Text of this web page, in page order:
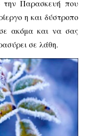
την Παρασκευή που
η και δύστροπο
ακόμα και να σας
σε λάθη.